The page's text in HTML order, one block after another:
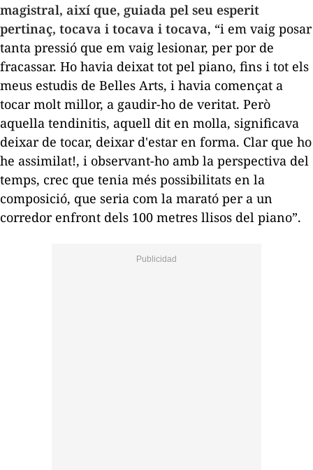
magistral, així que, guiada pel seu esperit
pertinaç, tocava i tocava i tocava, “i em vaig posar
tanta pressió que em vaig lesionar, per por de
fracassar. Ho havia deixat tot pel piano, fins i tot els
meus estudis de Belles Arts, i havia començat a
tocar molt millor, a gaudir-ho de veritat. Però
aquella tendinitis, aquell dit en molla, significava
deixar de tocar, deixar d'estar en forma. Clar que ho
he assimilat!, i observant-ho amb la perspectiva del
temps, crec que tenia més possibilitats en la
composició, que seria com la marató per a un
corredor enfront dels 100 metres llisos del piano”.